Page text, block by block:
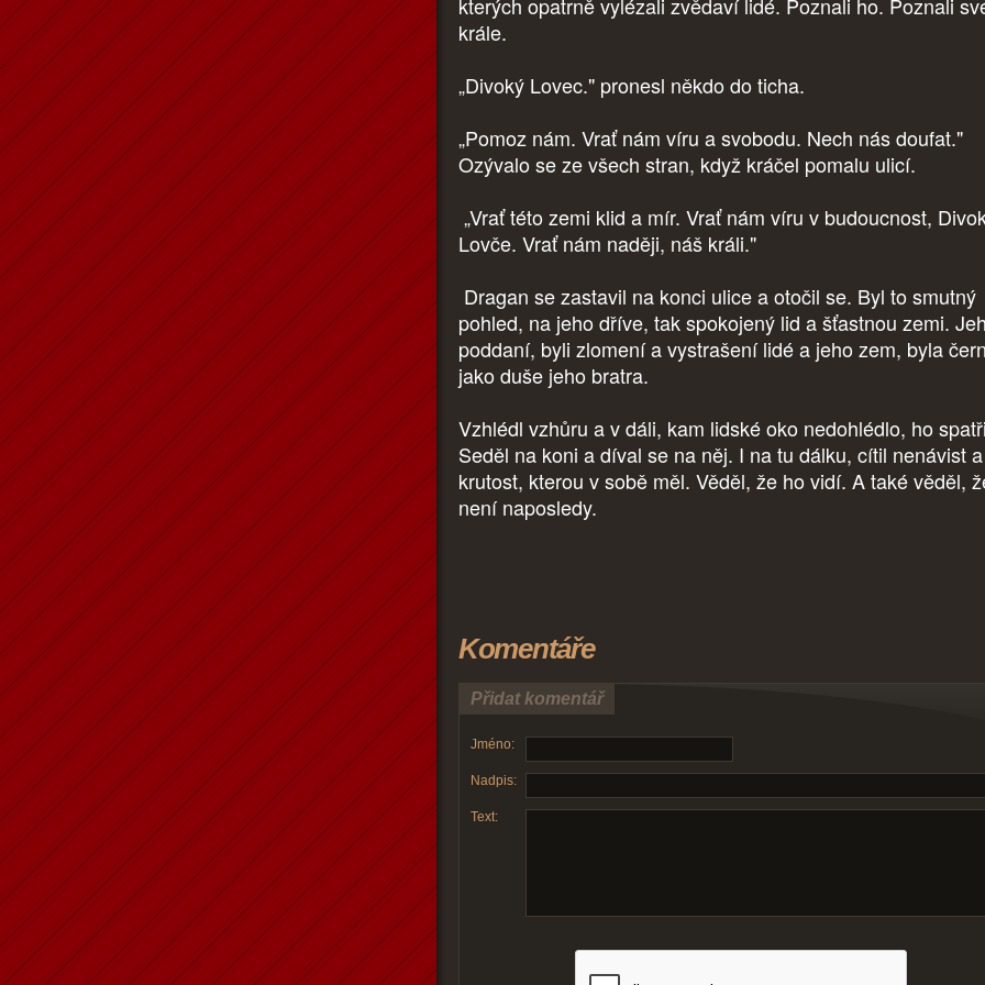
krále.
„Divoký Lovec." pronesl někdo do ticha.
„Pomoz nám. Vrať nám víru a svobodu. Nech nás doufat."
Ozývalo se ze všech stran, když kráčel pomalu ulicí.
„Vrať této zemi klid a mír. Vrať nám víru v budoucnost,
Lovče. Vrať nám naději, náš králi."
Dragan se zastavil na konci ulice a otočil se. Byl to smutný
pohled, na jeho dříve, tak spokojený lid a šťastnou zemi.
poddaní, byli zlomení a vystrašení lidé a jeho zem, byla
jako duše jeho bratra.
Vzhlédl vzhůru a v dáli, kam lidské oko nedohlédlo, ho
Seděl na koni a díval se na něj. I na tu dálku, cítil nenávist a
krutost, kterou v sobě měl. Věděl, že ho vidí. A také věděl,
není naposledy.
Komentáře
Přidat komentář
Jméno:
Nadpis:
Text: